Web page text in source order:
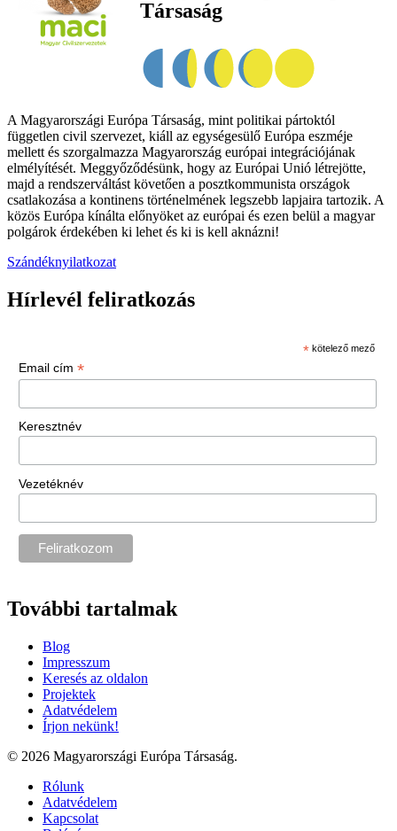
Társaság
A Magyarországi Európa Társaság, mint politikai pártoktól
független civil szervezet, kiáll az egységesülő Európa eszméje
mellett és szorgalmazza Magyarország európai integrációjának
elmélyítését. Meggyőződésünk, hogy az Európai Unió létrejötte,
majd a rendszerváltást követően a posztkommunista országok
csatlakozása a kontinens történelmének legszebb lapjaira tartozik. A
közös Európa kínálta előnyöket az európai és ezen belül a magyar
polgárok érdekében ki lehet és ki is kell aknázni!
Szándéknyilatkozat
Hírlevél feliratkozás
* kötelező mező
Email cím *
Keresztnév
Vezetéknév
További tartalmak
Blog
Impresszum
Keresés az oldalon
Projektek
Adatvédelem
Írjon nekünk!
© 2026 Magyarországi Európa Társaság.
Rólunk
Adatvédelem
Kapcsolat